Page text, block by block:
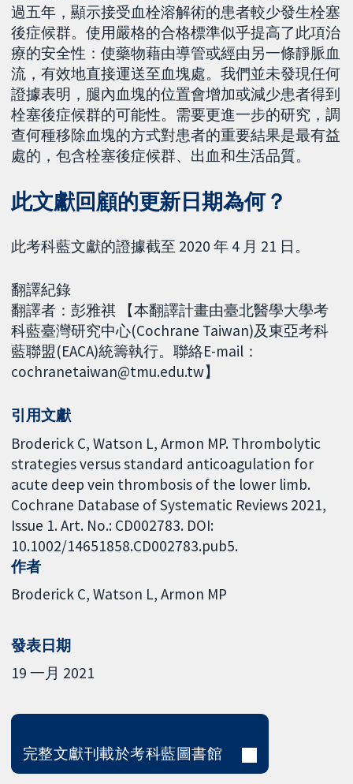
過五年，顯示接受血栓溶解術的患者較少發生栓塞
後症候群。使用嚴格的合格標準似乎提高了此項治
療的安全性：使藥物藉由導管或經由另一條靜脈血
流，有效地直接運送至血塊處。我們並未發現任何
證據表明，腿內血塊的位置會增加或減少患者得到
栓塞後症候群的可能性。需要更進一步的研究，調
查何種移除血塊的方式對患者的重要結果是最有益
處的，包含栓塞後症候群、出血和生活品質。
此文獻回顧的更新日期為何？
此考科藍文獻的證據截至 2020 年 4 月 21 日。
翻譯紀錄
翻譯者：彭雅祺 【本翻譯計畫由臺北醫學大學考
科藍臺灣研究中心(Cochrane Taiwan)及東亞考科
藍聯盟(EACA)統籌執行。聯絡E-mail：
cochranetaiwan@tmu.edu.tw】
引用文獻
Broderick C, Watson L, Armon MP. Thrombolytic
strategies versus standard anticoagulation for
acute deep vein thrombosis of the lower limb.
Cochrane Database of Systematic Reviews 2021,
Issue 1. Art. No.: CD002783. DOI:
10.1002/14651858.CD002783.pub5.
作者
Broderick C Watson L Armon MP
發表日期
19 一月 2021
完整文獻刊載於考科藍圖書館